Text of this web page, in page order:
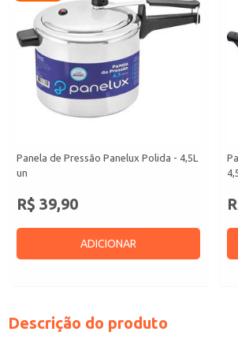
Panela de Pressão Panelux Polida - 4,5L
un
R$ 39,90
ADICIONAR
Descrição do produto